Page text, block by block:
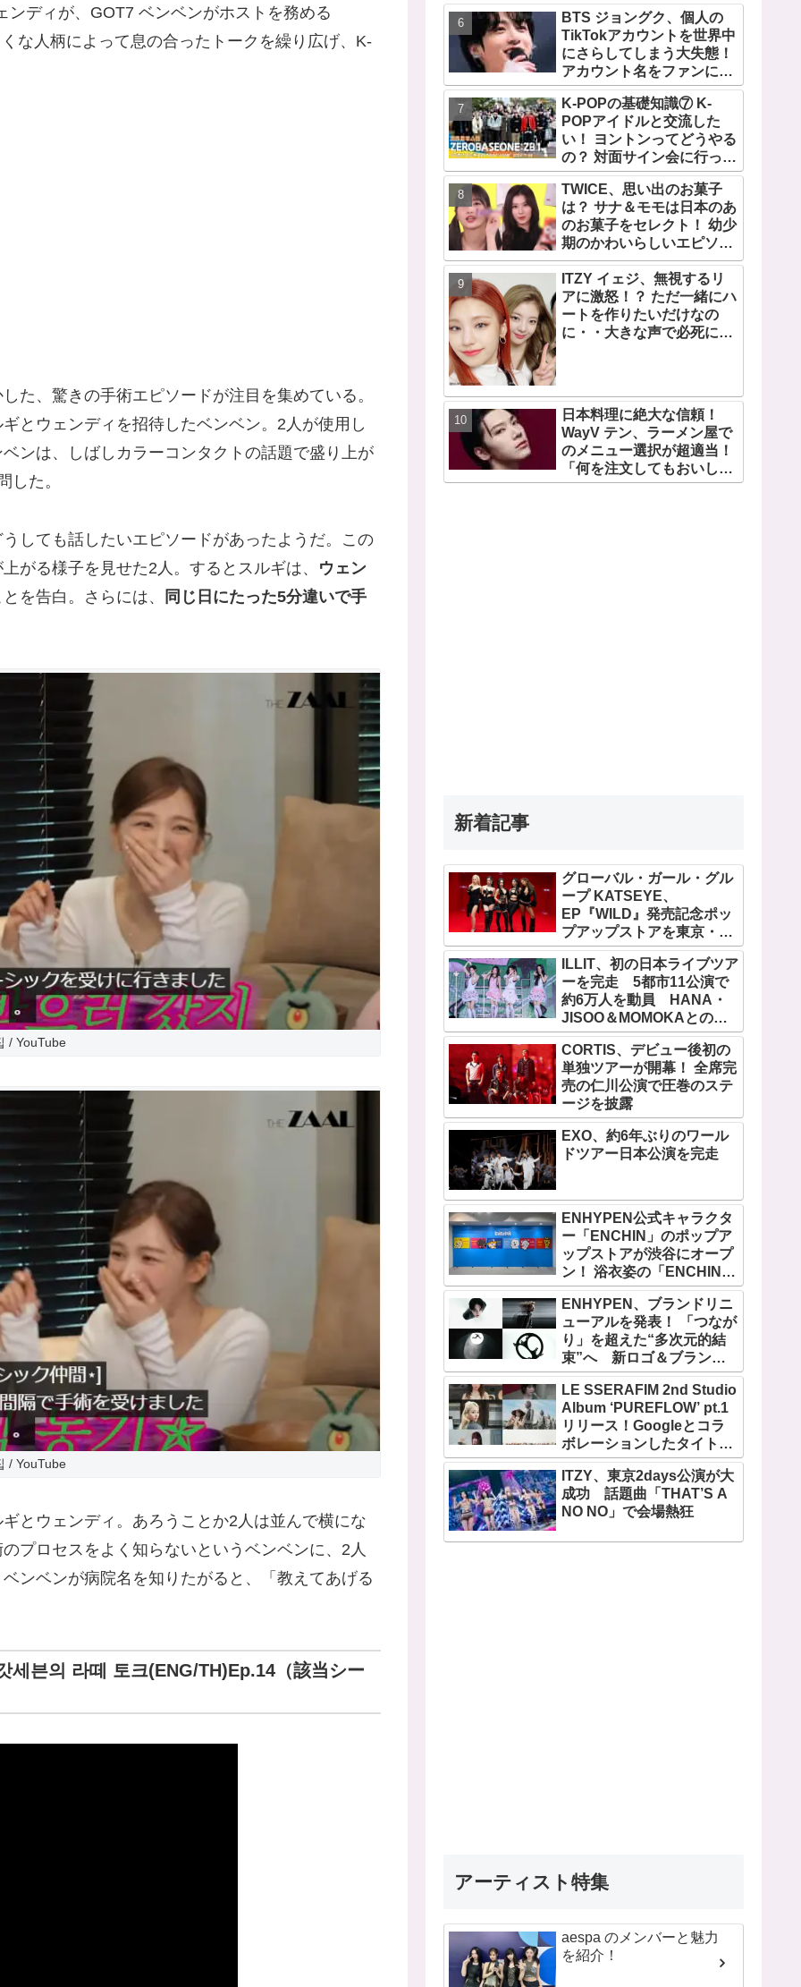
ディが、GOT7 ベンベンがホストを務める
な人柄によって息の合ったトークを繰り広げ、K-
た、驚きの手術エピソードが注目を集めている。
とウェンディを招待したベンベン。2人が使用し
ンは、しばしカラーコンタクトの話題で盛り上が
した。
しても話したいエピソードがあったようだ。この
がる様子を見せた2人。するとスルギは、 ウェン
を告白。さらには、
同じ日にたった5分違いで手
/ YouTube
/ YouTube
とウェンディ。あろうことか2人は並んで横にな
プロセスをよく知らないというベンベンに、2人
ンベンが病院名を知りたがると、「教えてあげる
븐의 라떼 토크(ENG/TH)Ep.14（該当シー
るその人物は大よろこび！
まさに「成功したファン」
だと話題沸騰
BTS ジョングク、個人の
TikTokアカウントを世界中
にさらしてしまう大失態！
アカウント名をファンにい
じられてタジタジに
K-POPの基礎知識⑦ K-
POPアイドルと交流した
い！ ヨントンってどうやる
の？ 対面サイン会に行って
みたい！ ショケ、お見送り
会、握手会・・・リリース
イベントあれこれを紹介
TWICE、思い出のお菓子
は？ サナ＆モモは日本のあ
のお菓子をセレクト！ 幼少
期のかわいらしいエピソー
ドも公開
ITZY イェジ、無視するリ
アに激怒！？ ただ一緒にハ
ートを作りたいだけなの
に・・大きな声で必死にア
日本料理に絶大な信頼！
WayV テン、ラーメン屋で
のメニュー選択が超適当！
「何を注文してもおいしい
から・・」日本の食べ物に
新着記事
グローバル・ガール・グル
ープ KATSEYE、
EP『WILD』発売記念ポッ
プアップストアを東京・原
宿で開催 限定グッズも登
場ILLIT、初の日本ライブツア
ーを完走 5都市11公演で
約6万人を動員 HANA・
JISOO＆MOMOKAとのス
ペシャルコラボも実現
CORTIS、デビュー後初の
単独ツアーが開幕！ 全席完
売の仁川公演で圧巻のステ
ージを披露
EXO、約6年ぶりのワール
ドツアー日本公演を完走
ENHYPEN公式キャラクタ
ー「ENCHIN」のポップア
ップストアが渋谷にオープ
ン！ 浴衣姿の「ENCHIN」
が登場
ENHYPEN、ブランドリニ
ューアルを発表！ 「つなが
り」を超えた“多次元的結
束”へ 新ロゴ＆ブランド
フィルム公開
LE SSERAFIM 2nd Studio
Album ‘PUREFLOW’ pt.1
リリース！Googleとコラ
ボレーションしたタイトル
曲「BOOMPALA」MVも公
開
ITZY、東京2days公演が大
成功 話題曲「THAT’S A
NO NO」で会場熱狂
アーティスト特集
aespa のメンバーと魅力
を紹介！